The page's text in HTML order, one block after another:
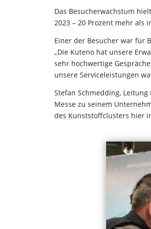
Das Besucherwachstum
2023 – 20 Prozent mehr als
Einer der Besucher war für
„Die Kuteno hat unsere
sehr hochwertige
unsere Serviceleistungen
Stefan Schmedding,
Messe zu seinem
des Kunststoffclusters hier